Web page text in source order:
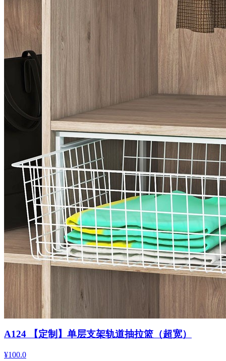
A124 【定制】单层支架轨道抽拉篮（超宽）
¥100.0